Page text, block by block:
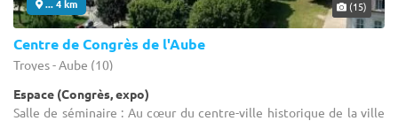
... 4 km (15)
Centre de Congrès de l'Aube
Troyes - Aube (10)
Espace (Congrès, expo)
Salle de séminaire : Au cœur du centre-ville historique de la ville